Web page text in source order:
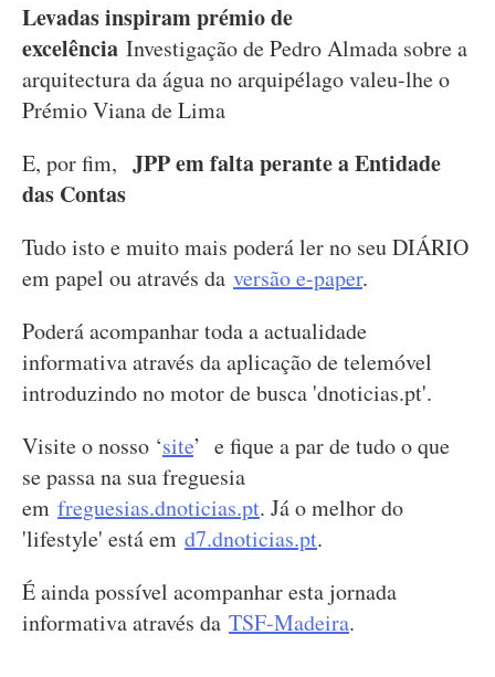
Levadas inspiram prémio de
excelência Investigação de Pedro Almada sobre a
arquitectura da água no arquipélago valeu-lhe o
Prémio Viana de Lima
E, por fim, JPP em falta perante a Entidade
das Contas
Tudo isto e muito mais poderá ler no seu DIÁRIO
em papel ou através da versão e-paper.
Poderá acompanhar toda a actualidade
informativa através da aplicação de telemóvel
introduzindo no motor de busca 'dnoticias.pt'.
Visite o nosso ‘site’ e fique a par de tudo o que
se passa na sua freguesia
em freguesias.dnoticias.pt. Já o melhor do
'lifestyle' está em d7.dnoticias.pt.
É ainda possível acompanhar esta jornada
informativa através da TSF-Madeira.